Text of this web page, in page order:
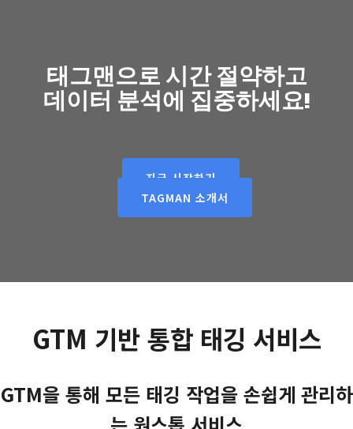
태그맨으로 시간 절약하고
데이터 분석에 집중하세요!
지금 시작하기
TAGMAN 소개서
GTM 기반 통합 태깅 서비스
GTM을 통해 모든 태깅 작업을 손쉽게 관리하